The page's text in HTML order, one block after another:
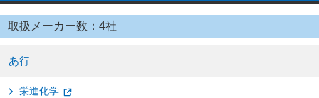
取扱メーカー数：4社
あ行
栄進化学